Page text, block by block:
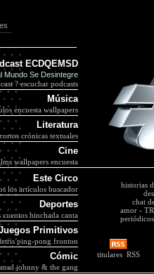
ECDQEMSD
Mundo Se Desintegre
? escuchar podcasts
Música
encuesta wallpapers
Literatura
crónicas textuales
Cine
wallpapers encuesta
Este Circo
los artículos buscador
Deportes
cuentos hinchada canta
Primitivos
tetris ping-pong fronton
Cómic
johnny & the gang
historias
chat
amor -
titulares RSS